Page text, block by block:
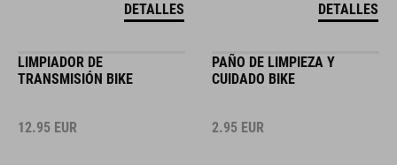
DETALLES DETALLES
LIMPIADOR DE
TRANSMISIÓN BIKE
12.95 EUR
PAÑO DE LIMPIEZA Y
CUIDADO BIKE
2.95 EUR